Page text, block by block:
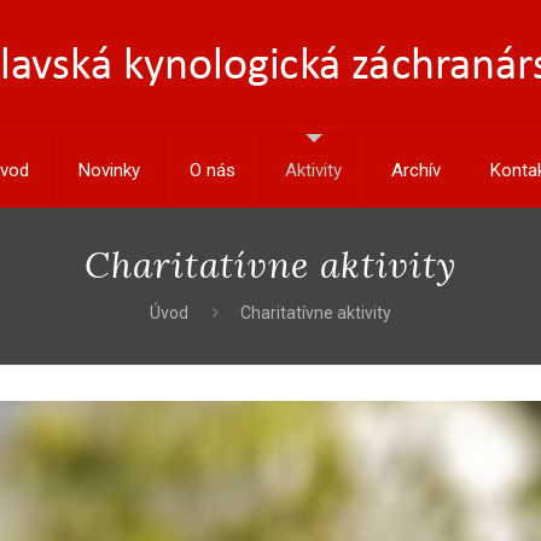
Novinky O nás Aktivity Archív
Charitatívne aktivity
Úvod Charitatívne aktivity